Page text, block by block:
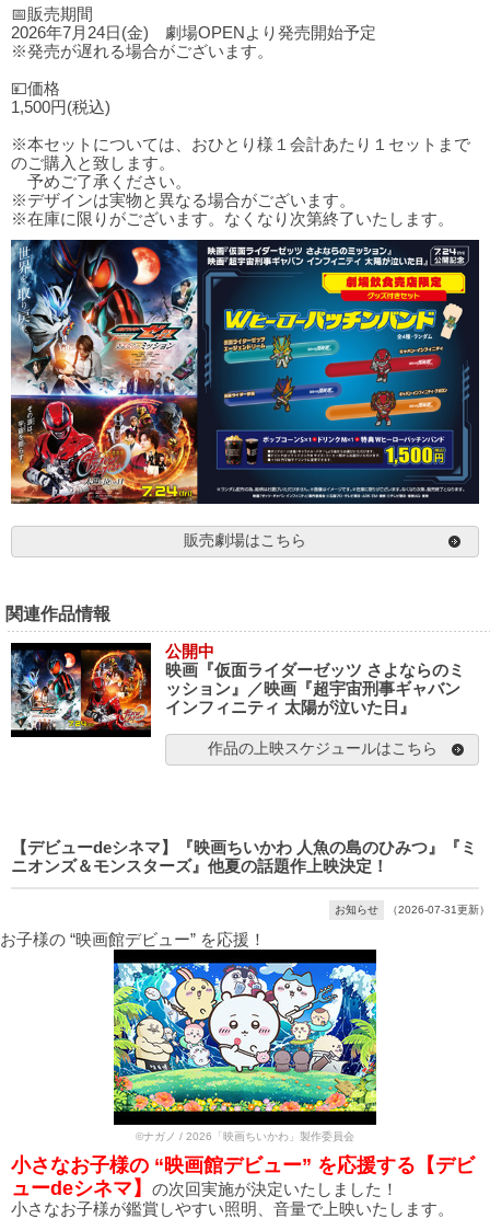
📅販売期間
2026年7月24日(金) 劇場OPENより発売開始予定
※発売が遅れる場合がございます。
💴価格
1,500円(税込)
※本セットについては、おひとり様１会計あたり１セットまで
のご購入と致します。
予めご了承ください。
※デザインは実物と異なる場合がございます。
※在庫に限りがございます。なくなり次第終了いたします。
販売劇場はこちら
関連作品情報
公開中
映画『仮面ライダーゼッツ さよならのミ
ッション』／映画『超宇宙刑事ギャバン
インフィニティ 太陽が泣いた日』
作品の上映スケジュールはこちら
【デビューdeシネマ】『映画ちいかわ 人魚の島のひみつ』『ミ
ニオンズ＆モンスターズ』他夏の話題作上映決定！
お知らせ （2026-07-31更新）
お子様の “映画館デビュー” を応援！
©ナガノ / 2026「映画ちいかわ」製作委員会
小さなお子様の “映画館デビュー” を応援する【デビ
ューdeシネマ】
の次回実施が決定いたしました！
小さなお子様が鑑賞しやすい照明、音量で上映いたします。